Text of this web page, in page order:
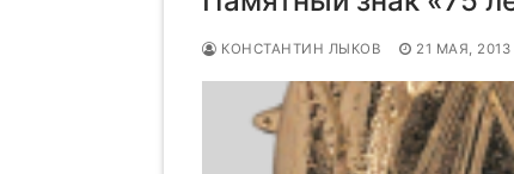
КОНСТАНТИН ЛЫКОВ 21 МАЯ, 2013